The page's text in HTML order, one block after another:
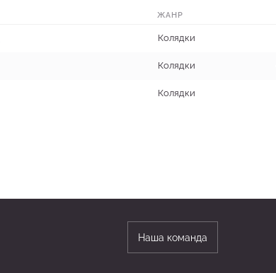
ЖАНР
Колядки
Колядки
Колядки
Наша команда